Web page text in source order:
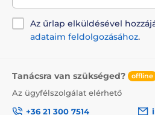
Az űrlap elküldésével
adataim feldolgozásához.
Tanácsra van szükséged? offline
Az ügyfélszolgálat elérhető
+36 21 300 7514